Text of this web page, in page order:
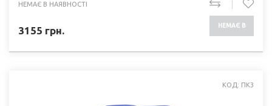
НЕМАЄ В НАЯВНОСТІ
3155 грн. НЕМАЄ В
КОД: ПК3